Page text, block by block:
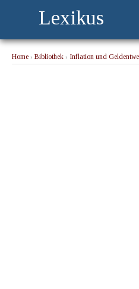
Lexikus
Home › Bibliothek › Inflation und